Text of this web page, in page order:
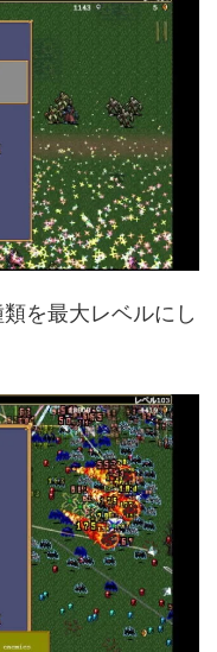
を最大レベルにし